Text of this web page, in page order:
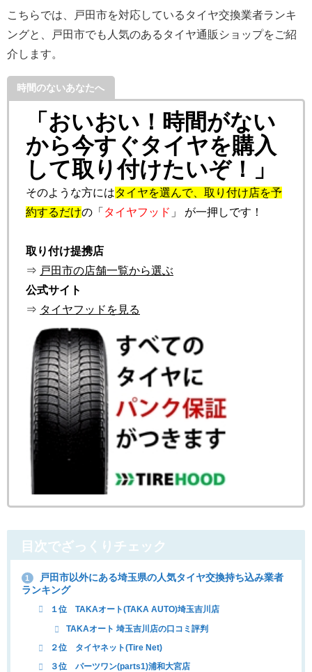
こちらでは、戸田市を対応しているタイヤ交換業者ランキ
ングと、戸田市でも人気のあるタイヤ通販ショップをご紹
介します。
時間のないあなたへ
「おいおい！時間がない
から今すぐタイヤを購入
して取り付けたいぞ！」
そのような方にはタイヤを選んで、取り付け店を予
約するだけの「 タイヤフッド 」 が一押しです！
取り付け提携店
⇒ 戸田市の店舗一覧から選ぶ
公式サイト
⇒ タイヤフッドを見る
目次でざっくりチェック
1
戸田市以外にある埼玉県の人気タイヤ交換持ち込み業者
ランキング
１位 TAKAオート(TAKA AUTO)埼玉吉川店
TAKAオート 埼玉吉川店の口コミ評判
２位 タイヤネット(Tire Net)
３位 パーツワン(parts1)浦和大宮店